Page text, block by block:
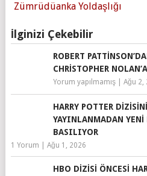
Zümrüdüanka Yoldaşlığı
İlginizi Çekebilir
ROBERT
CHRISTOPHER
Yorum yapılmamış| Ağu 2,
HARRY POTTER
YAYINLANMADAN YENI
BASILIYOR
1 Yorum Ağu 1, 2026
HBO DIZISI ÖNCESI